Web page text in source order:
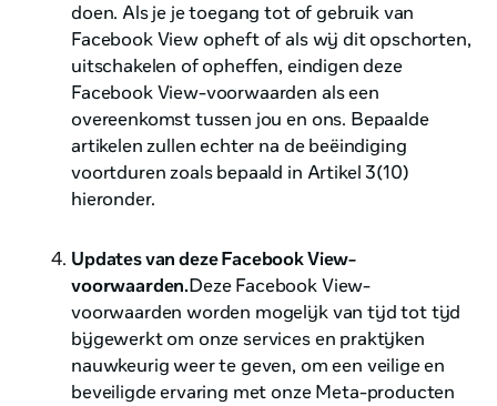
doen. Als je je toegang tot of gebruik van
Facebook View opheft of als wij dit opschorten,
uitschakelen of opheffen, eindigen deze
Facebook View-voorwaarden als een
overeenkomst tussen jou en ons. Bepaalde
artikelen zullen echter na de beëindiging
voortduren zoals bepaald in Artikel 3(10)
hieronder.
Updates van deze Facebook View-
voorwaarden.Deze Facebook View-
voorwaarden worden mogelijk van tijd tot tijd
bijgewerkt om onze services en praktijken
nauwkeurig weer te geven, om een veilige en
beveiligde ervaring met onze Meta-producten